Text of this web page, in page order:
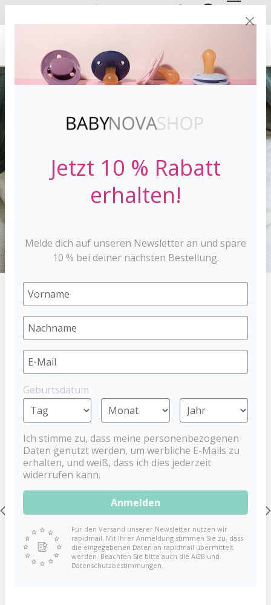
EN
HOME SPIELZEUG
Spielzeug
fördere auf spielerische Art und Weise die Entwicklung deines
Jetzt 10 % Rabatt
erhalten!
Melde dich auf unseren Newsletter an und spare
10 % bei deiner nächsten Bestellung.
Geburtsdatum
Ich stimme zu, dass meine personenbezogenen
Daten genutzt werden, um werbliche E-Mails zu
erhalten, und weiß, dass ich dies jederzeit
widerrufen kann.
Anmelden
Für den Versand unserer Newsletter nutzen wir
rapidmail. Mit Ihrer Anmeldung stimmen Sie zu, dass
die eingegebenen Daten an rapidmail übermittelt
werden. Beachten Sie bitte auch die AGB und
Datenschutzbestimmungen.